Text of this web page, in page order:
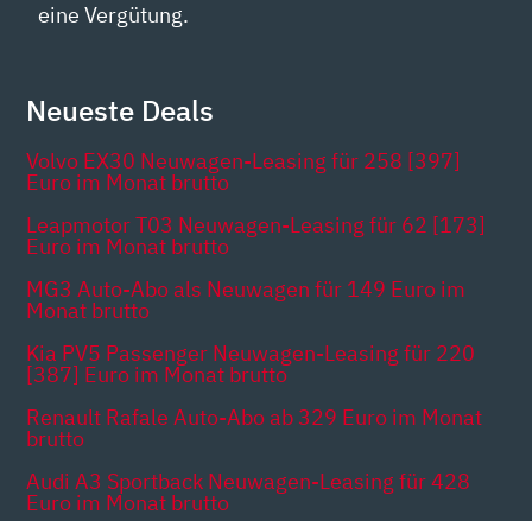
eine Vergütung.
Neueste Deals
Volvo EX30 Neuwagen-Leasing für 258 [397]
Euro im Monat brutto
Leapmotor T03 Neuwagen-Leasing für 62 [173]
Euro im Monat brutto
MG3 Auto-Abo als Neuwagen für 149 Euro im
Monat brutto
Kia PV5 Passenger Neuwagen-Leasing für 220
[387] Euro im Monat brutto
Renault Rafale Auto-Abo ab 329 Euro im Monat
brutto
Audi A3 Sportback Neuwagen-Leasing für 428
Euro im Monat brutto